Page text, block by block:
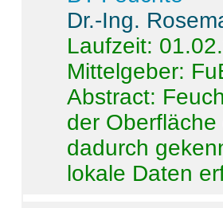
Dr.-Ing.
Laufzeit:
Mittelgeber:
Abstract:
der
dadurch
lokale Daten